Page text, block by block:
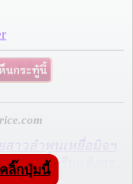
าวลำพูนเหยื่อมิจฯ
ตัวเร็ว! รีบแจ้งตร.
ยัดบัญชี-ตามเงินได้
ลิ๊กปุ่มนี้